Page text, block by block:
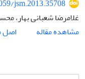
jsm.2013.35708
غلامرضا شعبانی
مشاهده مقاله
اصل